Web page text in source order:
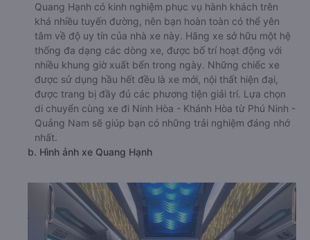
Quang Hạnh có kinh nghiệm phục vụ hành khách trên
khá nhiều tuyến đường, nên bạn hoàn toàn có thể yên
tâm về độ uy tín của nhà xe này. Hãng xe sở hữu một hệ
thống đa dạng các dòng xe, được bố trí hoạt động với
nhiều khung giờ xuất bến trong ngày. Những chiếc xe
được sử dụng hầu hết đều là xe mới, nội thất hiện đại,
được trang bị đầy đủ các phương tiện giải trí. Lựa chọn
di chuyển cùng xe đi Ninh Hòa - Khánh Hòa từ Phú Ninh -
Quảng Nam sẽ giúp bạn có những trải nghiệm đáng nhớ
nhất.
b. Hình ảnh xe Quang Hạnh